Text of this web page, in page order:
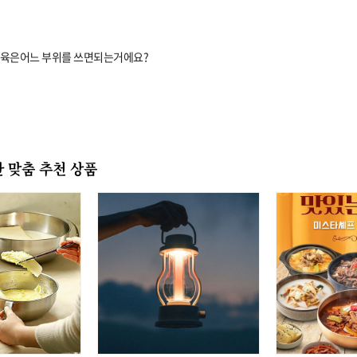
은어느 부위를 쓰면되는거에요?
맞춤 추천 상품